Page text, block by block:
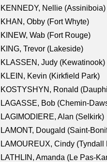
KENNEDY, Nellie (Assiniboia)
KHAN, Obby (Fort Whyte)
KINEW, Wab (Fort Rouge)
KING, Trevor (Lakeside)
KLASSEN, Judy (Kewatinook)
KLEIN, Kevin (Kirkfield Park)
KOSTYSHYN, Ronald
LAGASSE, Bob (Chemin-
LAGIMODIERE, Alan (Selkirk)
LAMONT, Dougald (Saint-
LAMOUREUX, Cindy
LATHLIN, Amanda (Le Pas-